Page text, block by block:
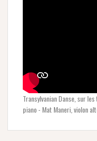
Transylvanian Danse, sur
piano - Mat Maneri, violon